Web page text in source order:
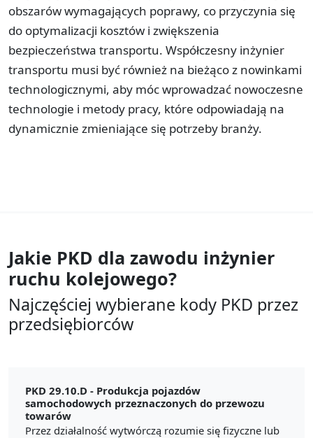
obszarów wymagających poprawy, co przyczynia się
do optymalizacji kosztów i zwiększenia
bezpieczeństwa transportu. Współczesny inżynier
transportu musi być również na bieżąco z nowinkami
technologicznymi, aby móc wprowadzać nowoczesne
technologie i metody pracy, które odpowiadają na
dynamicznie zmieniające się potrzeby branży.
Jakie PKD dla zawodu inżynier
ruchu kolejowego?
Najczęściej wybierane kody PKD przez
przedsiębiorców
PKD 29.10.D - Produkcja pojazdów
samochodowych przeznaczonych do przewozu
towarów
Przez działalność wytwórczą rozumie się fizyczne lub